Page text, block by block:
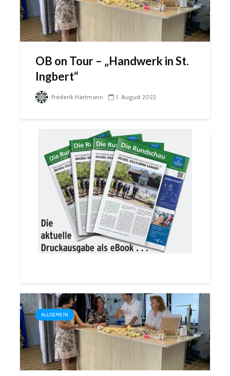
OB on Tour – „Handwerk in St.
Ingbert“
Frederik Hartmann 1. August 2022
ALLGEMEIN